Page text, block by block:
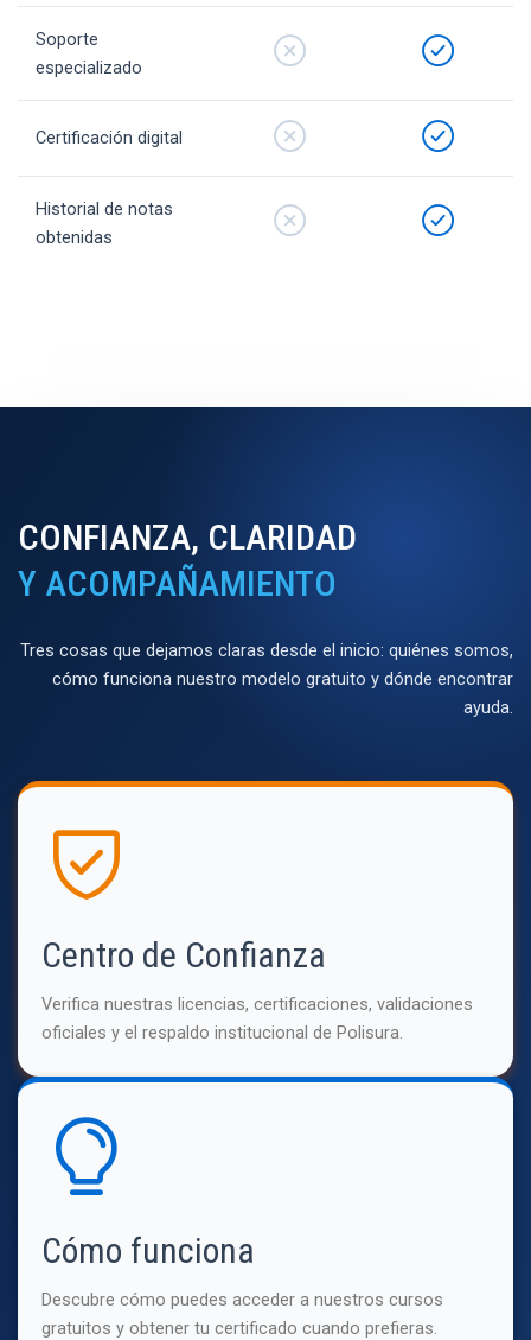
Soporte
especializado
Certificación digital
Historial de notas
obtenidas
CONFIANZA, CLARIDAD
Y ACOMPAÑAMIENTO
Tres cosas que dejamos claras desde el inicio: quiénes somos,
cómo funciona nuestro modelo gratuito y dónde encontrar
ayuda.
Centro de Confianza
Verifica nuestras licencias, certificaciones, validaciones
oficiales y el respaldo institucional de Polisura.
Cómo funciona
Descubre cómo puedes acceder a nuestros cursos
gratuitos y obtener tu certificado cuando prefieras.